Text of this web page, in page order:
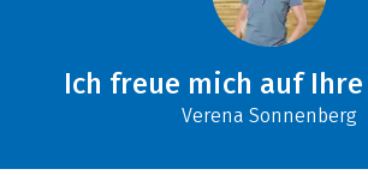
Ich freue mich auf
Verena Sonnenberg